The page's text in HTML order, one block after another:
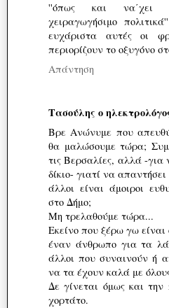
''όπως και να΄χει
χειραγωγήσιμο
ευχάριστα αυτές οι
περιορίζουν το οξυγόνο
Απάντηση
Τασούλης ο
Βρε Ανώνυμε που
θα μαλώσουμε τώρα;
τις Βερσαλίες, αλλά -
δίκιο- γιατί να
άλλοι είναι άμοιροι
στο Δήμο;
Μη τρελαθούμε τώρα...
Εκείνο που ξέρω γω
έναν άνθρωπο για τα
άλλοι που συναινούν ή
να τα έχουν καλά με
Δε γίνεται όμως και
χορτάτο.